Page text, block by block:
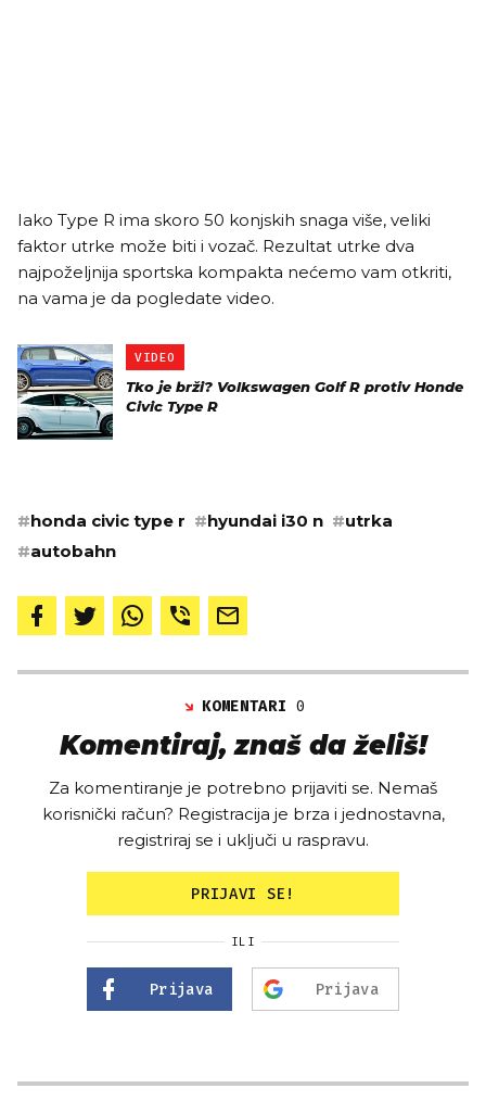
Iako Type R ima skoro 50 konjskih snaga više, veliki
faktor utrke može biti i vozač. Rezultat utrke dva
najpoželjnija sportska kompakta nećemo vam otkriti,
na vama je da pogledate video.
VIDEO
Tko je brži? Volkswagen Golf R protiv Honde
Civic Type R
#honda civic type r #hyundai i30 n #utrka
#autobahn
KOMENTARI0
Komentiraj, znaš da želiš!
Za komentiranje je potrebno prijaviti se. Nemaš
korisnički račun? Registracija je brza i jednostavna,
registriraj se i uključi u raspravu.
PRIJAVI SE!
ILI
Prijava Prijava